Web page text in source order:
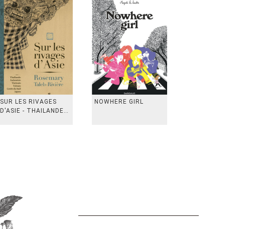
SUR LES RIVAGES
D'ASIE - THAILANDE,
NOWHERE GIRL